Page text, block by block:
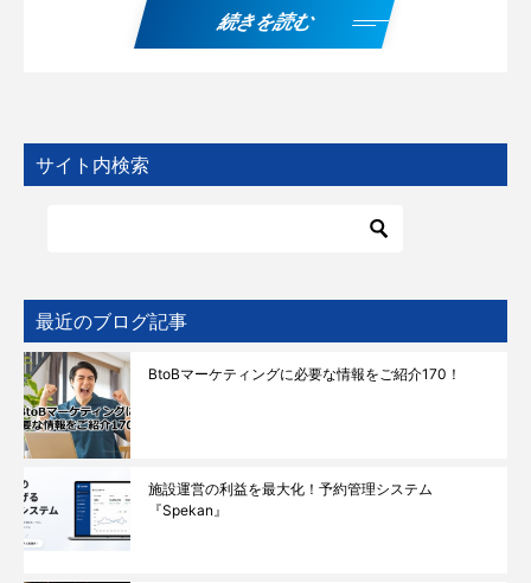
続きを読む
サイト内検索
最近のブログ記事
BtoBマーケティングに必要な情報をご紹介170！
施設運営の利益を最大化！予約管理システム
『Spekan』